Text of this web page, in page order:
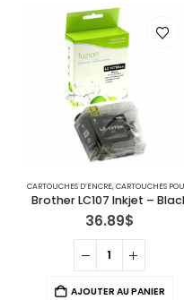
CARTOUCHES D’ENCRE,CARTOUCHES POUR IMPRIMANTES BROTHER
Brother LC107 Inkjet –
36.89$
AJOUTER AU PANIER